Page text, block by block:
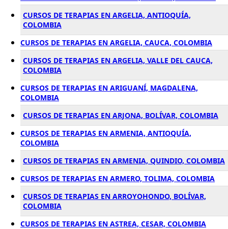
CURSOS DE TERAPIAS EN ARGELIA, ANTIOQUÍA,
COLOMBIA
CURSOS DE TERAPIAS EN ARGELIA, CAUCA, COLOMBIA
CURSOS DE TERAPIAS EN ARGELIA, VALLE DEL CAUCA,
COLOMBIA
CURSOS DE TERAPIAS EN ARIGUANÍ, MAGDALENA,
COLOMBIA
CURSOS DE TERAPIAS EN ARJONA, BOLÍVAR, COLOMBIA
CURSOS DE TERAPIAS EN ARMENIA, ANTIOQUÍA,
COLOMBIA
CURSOS DE TERAPIAS EN ARMENIA, QUINDIO, COLOMBIA
CURSOS DE TERAPIAS EN ARMERO, TOLIMA, COLOMBIA
CURSOS DE TERAPIAS EN ARROYOHONDO, BOLÍVAR,
COLOMBIA
CURSOS DE TERAPIAS EN ASTREA, CESAR, COLOMBIA